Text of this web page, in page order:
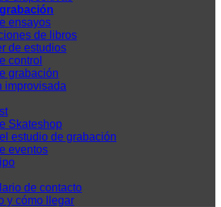
ensayos
de libros
de estudios
control
grabación
improvisada
Skateshop
estudio de grabación
eventos
de contacto
y cómo llegar